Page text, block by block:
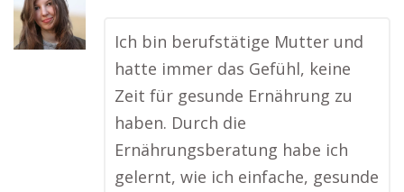
Ich bin berufstätige Mutter und
hatte immer das Gefühl, keine
Zeit für gesunde Ernährung zu
haben. Durch die
Ernährungsberatung habe ich
gelernt, wie ich einfache, gesunde